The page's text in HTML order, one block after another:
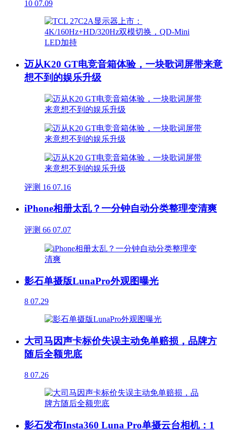
10 07.09
迈从K20 GT电竞音箱体验，一块歌词屏带来意
想不到的娱乐升级
评测 16 07.16
iPhone相册太乱？一分钟自动分类整理变清爽
评测 66 07.07
影石单摄版LunaPro外观图曝光
8 07.29
大司马因声卡标价失误主动免单赔损，品牌方
随后全额兜底
8 07.26
影石发布Insta360 Luna Pro单摄云台相机：1